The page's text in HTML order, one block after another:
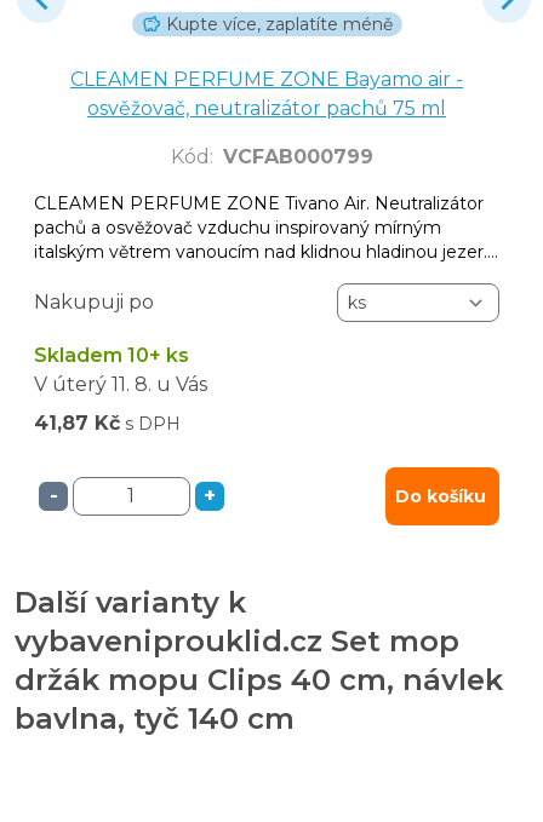
Kupte více, zaplatíte méně
CLEAMEN PERFUME ZONE Bayamo air -
osvěžovač, neutralizátor pachů 75 ml
Kód : VCFAB000799
CLEAMEN PERFUME ZONE Tivano Air. Neutralizátor
pachů a osvěžovač vzduchu inspirovaný mírným
italským větrem vanoucím nad klidnou hladinou jezer.
prostor a zanechá příjemnou, harmonickou atmosféru.
Nakupuji po
Skladem 10+ ks
V úterý 11. 8. u Vás
41,87 Kč s DPH
- + Do košíku
Další varianty k
vybaveniprouklid.cz Set mop
držák mopu Clips 40 cm, návlek
bavlna, tyč 140 cm